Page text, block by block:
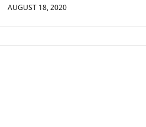
AUGUST 18, 2020